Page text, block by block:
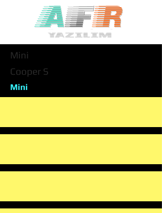
Mini
Cooper S
Mini